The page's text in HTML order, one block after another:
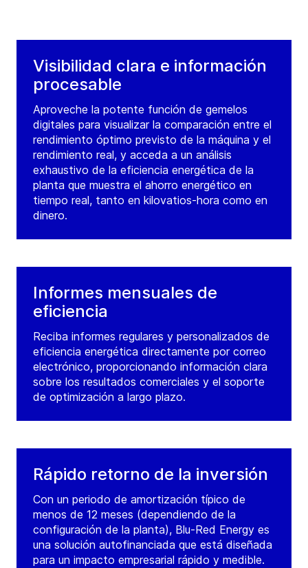
Visibilidad clara e información
procesable
Aproveche la potente función de gemelos
digitales para visualizar la comparación entre el
rendimiento óptimo previsto de la máquina y el
rendimiento real, y acceda a un análisis
exhaustivo de la eficiencia energética de la
planta que muestra el ahorro energético en
tiempo real, tanto en kilovatios-hora como en
dinero.
Informes mensuales de
eficiencia
Reciba informes regulares y personalizados de
eficiencia energética directamente por correo
electrónico, proporcionando información clara
sobre los resultados comerciales y el soporte
de optimización a largo plazo.
Rápido retorno de la inversión
Con un periodo de amortización típico de
menos de 12 meses (dependiendo de la
configuración de la planta), Blu-Red Energy es
una solución autofinanciada que está diseñada
para un impacto empresarial rápido y medible.